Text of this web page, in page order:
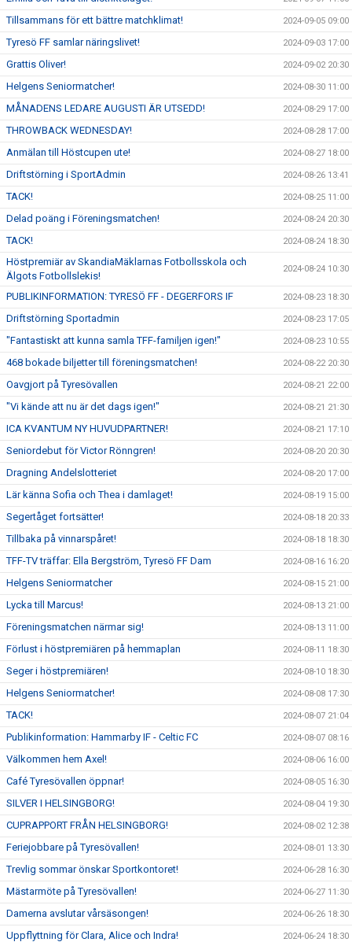
Tillsammans för ett bättre matchklimat! 2024-09-05 09:00
Tyresö FF samlar näringslivet! 2024-09-03 17:00
Grattis Oliver! 2024-09-02 20:30
Helgens Seniormatcher! 2024-08-30 11:00
MÅNADENS LEDARE AUGUSTI ÄR UTSEDD! 2024-08-29 17:00
THROWBACK WEDNESDAY! 2024-08-28 17:00
Anmälan till Höstcupen ute! 2024-08-27 18:00
Driftstörning i SportAdmin 2024-08-26 13:41
TACK! 2024-08-25 11:00
Delad poäng i Föreningsmatchen! 2024-08-24 20:30
TACK! 2024-08-24 18:30
Höstpremiär av SkandiaMäklarnas Fotbollsskola och
Älgots Fotbollslekis!
2024-08-24 10:30
PUBLIKINFORMATION: TYRESÖ FF - DEGERFORS IF 2024-08-23 18:30
Driftstörning Sportadmin 2024-08-23 17:05
"Fantastiskt att kunna samla TFF-familjen igen!" 2024-08-23 10:55
468 bokade biljetter till föreningsmatchen! 2024-08-22 20:30
Oavgjort på Tyresövallen 2024-08-21 22:00
"Vi kände att nu är det dags igen!" 2024-08-21 21:30
ICA KVANTUM NY HUVUDPARTNER! 2024-08-21 17:10
Seniordebut för Victor Rönngren! 2024-08-20 20:30
Dragning Andelslotteriet 2024-08-20 17:00
Lär känna Sofia och Thea i damlaget! 2024-08-19 15:00
Segertåget fortsätter! 2024-08-18 20:33
Tillbaka på vinnarspåret! 2024-08-18 18:30
TFF-TV träffar: Ella Bergström, Tyresö FF Dam 2024-08-16 16:20
Helgens Seniormatcher 2024-08-15 21:00
Lycka till Marcus! 2024-08-13 21:00
Föreningsmatchen närmar sig! 2024-08-13 11:00
Förlust i höstpremiären på hemmaplan 2024-08-11 18:30
Seger i höstpremiären! 2024-08-10 18:30
Helgens Seniormatcher! 2024-08-08 17:30
TACK! 2024-08-07 21:04
Publikinformation: Hammarby IF - Celtic FC 2024-08-07 08:16
Välkommen hem Axel! 2024-08-06 16:00
Café Tyresövallen öppnar! 2024-08-05 16:30
SILVER I HELSINGBORG! 2024-08-04 19:30
CUPRAPPORT FRÅN HELSINGBORG! 2024-08-02 12:38
Feriejobbare på Tyresövallen! 2024-08-01 13:30
Trevlig sommar önskar Sportkontoret! 2024-06-28 16:30
Mästarmöte på Tyresövallen! 2024-06-27 11:30
Damerna avslutar vårsäsongen! 2024-06-26 18:30
Uppflyttning för Clara, Alice och Indra! 2024-06-24 18:30